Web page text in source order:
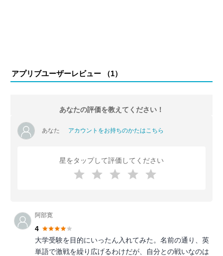
アプリブユーザーレビュー （1）
あなたの評価を教えてください！
あなた アカウントをお持ちのかたはこちら
星をタップして評価してください
阿部寛
4
大学受験を目的にいったん入れてみた。名前の通り、英
単語で激戦を繰り広げるわけだが、自分との戦いなのは